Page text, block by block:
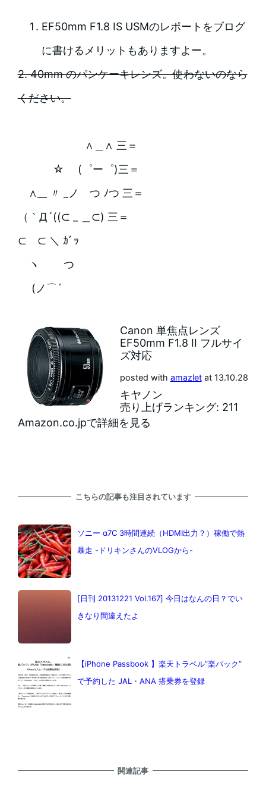
EF50mm F1.8 IS USMのレポートをブログ
に書けるメリットもありますよー。
2. 40mm のパンケーキレンズ。使わないのなら
ください。
∧＿∧ 三＝
☆ (゜ー゜)三＝
∧__ 〃 _ノ つ ﾉつ 三＝
（｀Д´((⊂ _ ＿⊂) 三＝
⊂ ⊂ ＼ ｶﾞｯ
ヽ つ
(ノ⌒´
Canon 単焦点レンズ
EF50mm F1.8 II フルサイ
ズ対応
posted with amazletat 13.10.28
キヤノン
売り上げランキング: 211
Amazon.co.jpで詳細を見る
こちらの記事も注目されています
ソニー α7C 3時間連続（HDMI出力？）稼働で熱
暴走 -ドリキンさんのVLOGから-
[日刊 20131221 Vol.167] 今日はなんの日？でい
きなり間違えたよ
【iPhone Passbook 】楽天トラベル”楽パック”
で予約した JAL・ANA 搭乗券を登録
関連記事